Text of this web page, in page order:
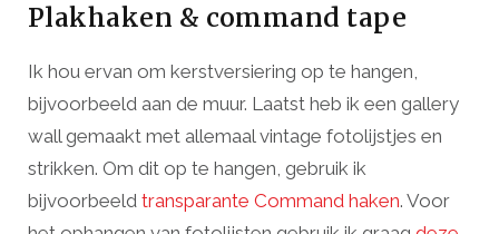
Plakhaken & command tape
Ik hou ervan om kerstversiering op te hangen,
bijvoorbeeld aan de muur. Laatst heb ik een gallery
wall gemaakt met allemaal vintage fotolijstjes en
strikken. Om dit op te hangen, gebruik ik
bijvoorbeeld transparante Command haken. Voor